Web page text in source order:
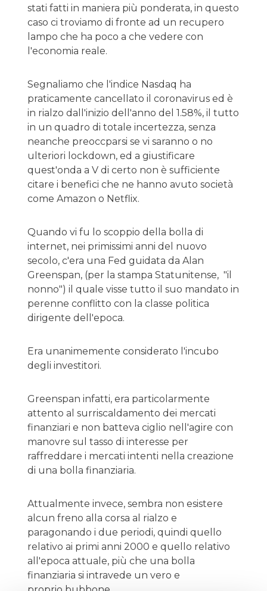
stati fatti in maniera più ponderata, in questo
caso ci troviamo di fronte ad un recupero
lampo che ha poco a che vedere con
l'economia reale.
Segnaliamo che l'indice Nasdaq ha
praticamente cancellato il coronavirus ed è
in rialzo dall'inizio dell'anno del 1.58%, il tutto
in un quadro di totale incertezza, senza
neanche preoccparsi se vi saranno o no
ulteriori lockdown, ed a giustificare
quest'onda a V di certo non è sufficiente
citare i benefici che ne hanno avuto società
come Amazon o Netflix.
Quando vi fu lo scoppio della bolla di
internet, nei primissimi anni del nuovo
secolo, c'era una Fed guidata da Alan
Greenspan, (per la stampa Statunitense, "il
nonno") il quale visse tutto il suo mandato in
perenne conflitto con la classe politica
dirigente dell'epoca.
Era unanimemente considerato l'incubo
degli investitori.
Greenspan infatti, era particolarmente
attento al surriscaldamento dei mercati
finanziari e non batteva ciglio nell'agire con
manovre sul tasso di interesse per
raffreddare i mercati intenti nella creazione
di una bolla finanziaria.
Attualmente invece, sembra non esistere
alcun freno alla corsa al rialzo e
paragonando i due periodi, quindi quello
relativo ai primi anni 2000 e quello relativo
all'epoca attuale, più che una bolla
finanziaria si intravede un vero e